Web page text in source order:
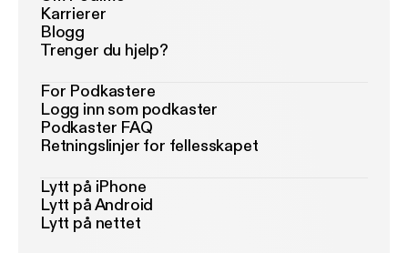
Karrierer
Blogg
Trenger du hjelp?
For Podkastere
Logg inn som podkaster
Podkaster FAQ
Retningslinjer for fellesskapet
Lytt på iPhone
Lytt på Android
Lytt på nettet